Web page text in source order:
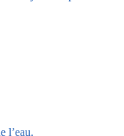
l’eau.